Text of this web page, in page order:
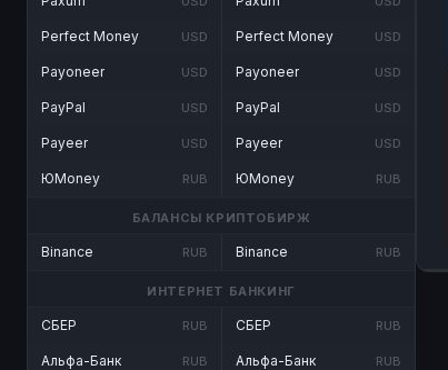
Perfect Money USD
Payoneer USD
PayPal USD
Payeer USD
ЮMoney RUB
Perfect Money USD
Payoneer USD
PayPal USD
Payeer USD
ЮMoney RUB
БАЛАНСЫ КРИПТОБИРЖ
Binance RUB Binance RUB
ИНТЕРНЕТ БАНКИНГ
СБЕР RUB
Альфа-Банк RUB
СБЕР RUB
Альфа-Банк RUB